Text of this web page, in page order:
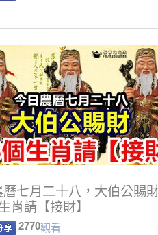
七月二十八，大伯公賜財
肖請【接財】
2770觀看